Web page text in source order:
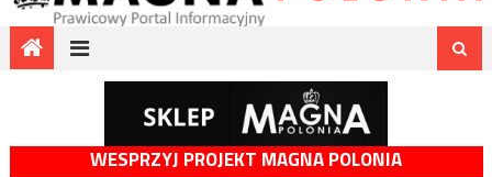
WESPRZYJ PROJEKT MAGNA POLONIA